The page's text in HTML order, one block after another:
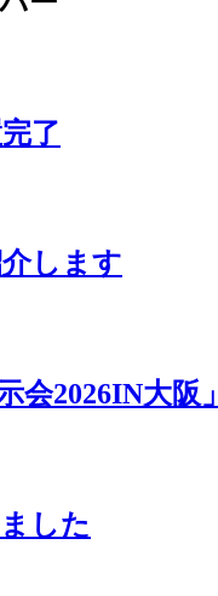
了
します
会2026IN大阪
した